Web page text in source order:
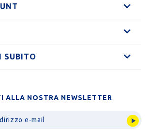
SUBITO
ALLA NOSTRA NEWSLETTER